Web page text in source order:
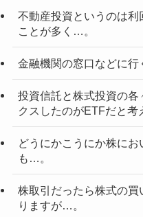
不動産投資というのは
ことが多く…。
金融機関の窓口などに行
投資信託と株式投資の
クスしたのがETFだと考
どうにかこうにか株に
も…。
株取引だったら株式の
りますが…。